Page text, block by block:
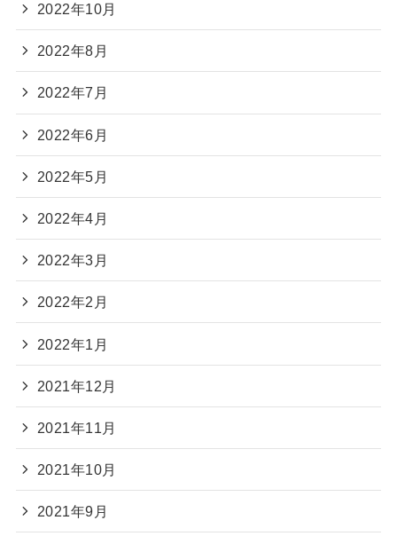
2022年10月
2022年8月
2022年7月
2022年6月
2022年5月
2022年4月
2022年3月
2022年2月
2022年1月
2021年12月
2021年11月
2021年10月
2021年9月